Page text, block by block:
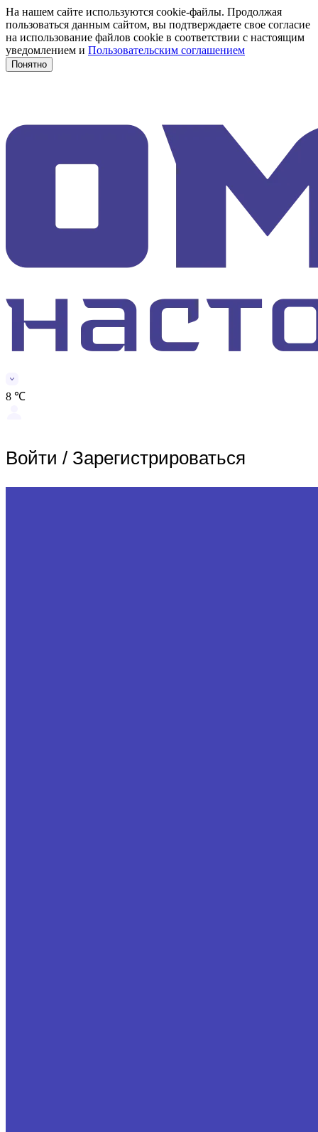
На нашем сайте используются cookie-файлы. Продолжая
пользоваться данным сайтом, вы подтверждаете свое согласие
на использование файлов cookie в соответствии с настоящим
уведомлением и Пользовательским соглашением
Понятно
8 ℃
Войти / Зарегистрироваться